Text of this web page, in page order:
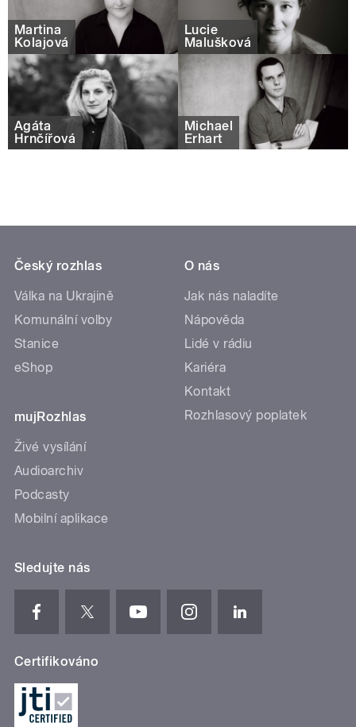
Martina
Kolajová
Lucie
Malušková
Agáta
Hrnčířová
Michael
Erhart
Český rozhlas
Válka na Ukrajině
Komunální volby
Stanice
eShop
mujRozhlas
Živé vysílání
Audioarchiv
Podcasty
Mobilní aplikace
O nás
Jak nás naladíte
Nápověda
Lidé v rádiu
Kariéra
Kontakt
Rozhlasový poplatek
Sledujte nás
Certifikováno